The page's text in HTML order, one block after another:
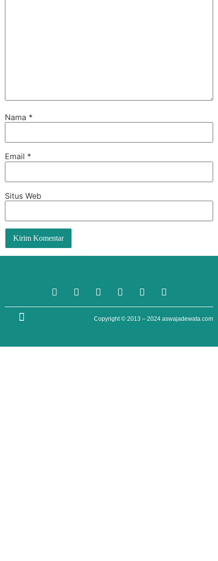
Nama *
Email *
Situs Web
Copyright © 2013 – 2024 aswajadewata.com